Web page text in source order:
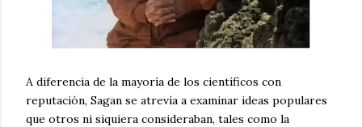
A diferencia de la mayoría de los científicos con
reputación, Sagan se atrevía a examinar ideas populares
que otros ni siquiera consideraban, tales como la